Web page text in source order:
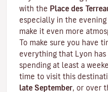
with the Place des
especially in the
make it even more
To make sure you have
everything that Lyon
spending at least a
time to visit this
late September, or over